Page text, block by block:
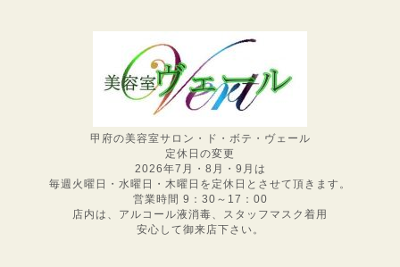
甲府の美容室サロン・ド・ボテ・ヴェール
定休日の変更
2026年7月・8月・9月は
毎週火曜日・水曜日・木曜日を定休日とさせて頂きます。
営業時間 9：30～17：00
店内は、アルコール液消毒、スタッフマスク着用
安心して御来店下さい。